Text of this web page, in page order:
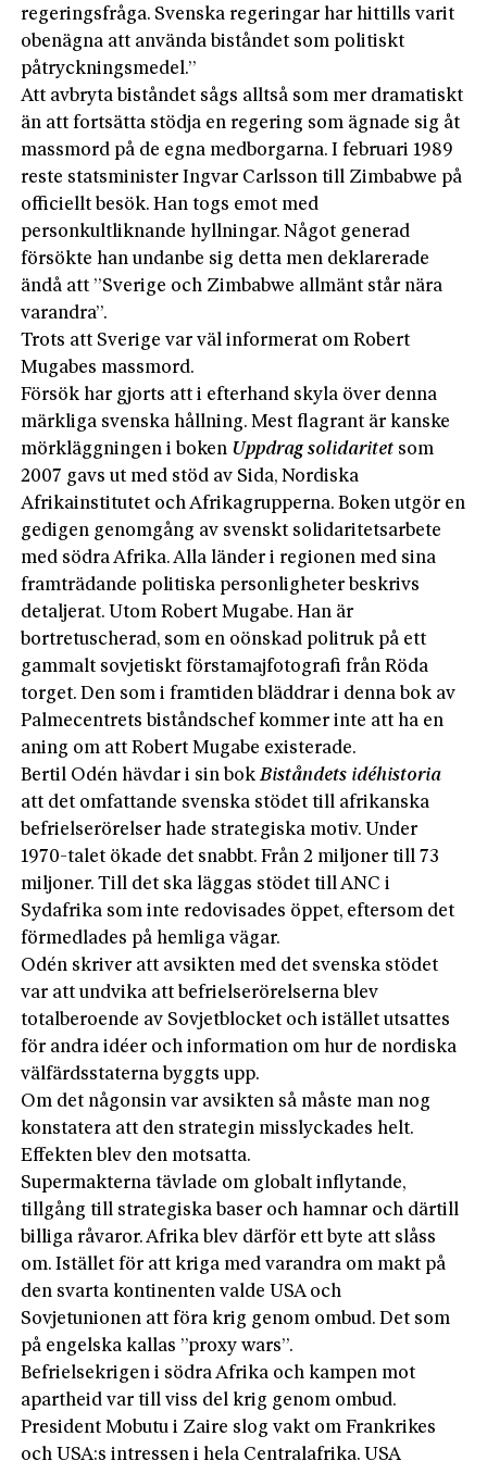
regeringsfråga. Svenska regeringar har hittills varit
obenägna att använda biståndet som politiskt
påtryckningsmedel.”
Att avbryta biståndet sågs alltså som mer dramatiskt
än att fortsätta stödja en regering som ägnade sig åt
massmord på de egna medborgarna. I februari 1989
reste statsminister Ingvar Carlsson till Zimbabwe på
officiellt besök. Han togs emot med
personkultliknande hyllningar. Något generad
försökte han undanbe sig detta men deklarerade
ändå att ”Sverige och Zimbabwe allmänt står nära
varandra”.
Trots att Sverige var väl informerat om Robert
Mugabes massmord.
Försök har gjorts att i efterhand skyla över denna
märkliga svenska hållning. Mest flagrant är kanske
mörkläggningen i boken Uppdrag solidaritet som
2007 gavs ut med stöd av Sida, Nordiska
Afrikainstitutet och Afrikagrupperna. Boken utgör en
gedigen genomgång av svenskt solidaritetsarbete
med södra Afrika. Alla länder i regionen med sina
framträdande politiska personligheter beskrivs
detaljerat. Utom Robert Mugabe. Han är
bortretuscherad, som en oönskad politruk på ett
gammalt sovjetiskt förstamajfotografi från Röda
torget. Den som i framtiden bläddrar i denna bok av
Palmecentrets biståndschef kommer inte att ha en
aning om att Robert Mugabe existerade.
Bertil Odén hävdar i sin bokBiståndets idéhistoria
att det omfattande svenska stödet till afrikanska
befrielserörelser hade strategiska motiv. Under
1970-talet ökade det snabbt. Från 2 miljoner till 73
miljoner. Till det ska läggas stödet till ANC i
Sydafrika som inte redovisades öppet, eftersom det
förmedlades på hemliga vägar.
Odén skriver att avsikten med det svenska stödet
var att undvika att befrielserörelserna blev
totalberoende av Sovjetblocket och istället utsattes
för andra idéer och information om hur de nordiska
välfärdsstaterna byggts upp.
Om det någonsin var avsikten så måste man nog
konstatera att den strategin misslyckades helt.
Effekten blev den motsatta.
Supermakterna tävlade om globalt inflytande,
tillgång till strategiska baser och hamnar och därtill
billiga råvaror. Afrika blev därför ett byte att slåss
om. Istället för att kriga med varandra om makt på
den svarta kontinenten valde USA och
Sovjetunionen att föra krig genom ombud. Det som
på engelska kallas ”proxy wars”.
Befrielsekrigen i södra Afrika och kampen mot
apartheid var till viss del krig genom ombud.
President Mobutu i Zaire slog vakt om Frankrikes
och USA:s intressen i hela Centralafrika. USA